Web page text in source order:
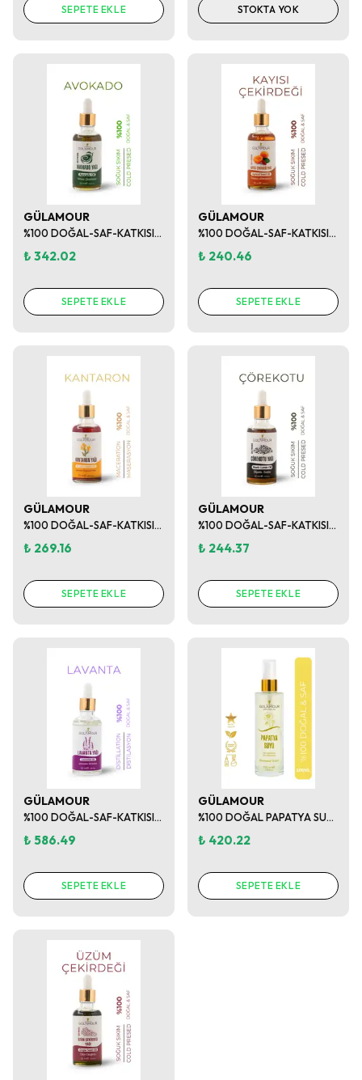
SEPETE EKLE STOKTA YOK
GÜLAMOUR
%100 DOĞAL-SAF-KATKISIZ AVOKADO YAĞI 50ML
₺ 342.02
SEPETE EKLE
GÜLAMOUR
%100 DOĞAL-SAF-KATKISIZ KAYISI ÇEKİRDEĞİ YAĞI 50ML
₺ 240.46
SEPETE EKLE
GÜLAMOUR
%100 DOĞAL-SAF-KATKISIZ KANTARON YAĞI 50ML
₺ 269.16
SEPETE EKLE
GÜLAMOUR
%100 DOĞAL-SAF-KATKISIZ ÇÖREKOTU YAĞI 50ML
₺ 244.37
SEPETE EKLE
GÜLAMOUR
%100 DOĞAL-SAF-KATKISIZ LAVANTA YAĞI 50ML
₺ 586.49
SEPETE EKLE
GÜLAMOUR
%100 DOĞAL PAPATYA SUYU Saç Renk Açıcı-Saç Parlaklığı için Doğal Nem Dengesi 100ml
₺ 420.22
SEPETE EKLE